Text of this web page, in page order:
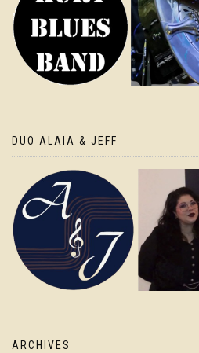
DUO ALAIA & JEFF
ARCHIVES